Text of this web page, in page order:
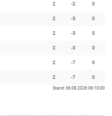
2 -2 0
2 -3 0
2 -3 0
2 -3 0
2 -7 0
2 -7 0
Stand: 06.08.2026 06:10:00